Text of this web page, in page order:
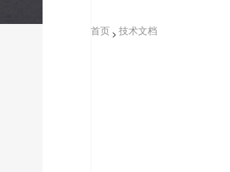
首页 > 技术文档